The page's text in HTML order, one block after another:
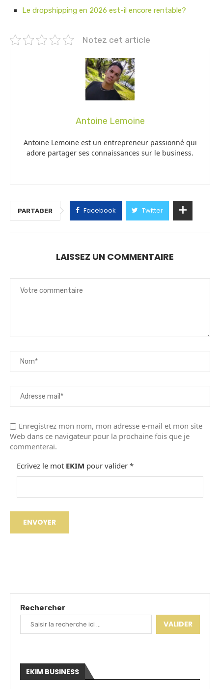
Le dropshipping en 2026 est-il encore rentable?
Notez cet article
Antoine Lemoine
Antoine Lemoine est un entrepreneur passionné qui
adore partager ses connaissances sur le business.
PARTAGER Facebook Twitter
LAISSEZ UN COMMENTAIRE
Enregistrez mon nom, mon adresse e-mail et mon site
Web dans ce navigateur pour la prochaine fois que je
commenterai.
Ecrivez le mot EKIM pour valider *
Rechercher
VALIDER
EKIM BUSINESS